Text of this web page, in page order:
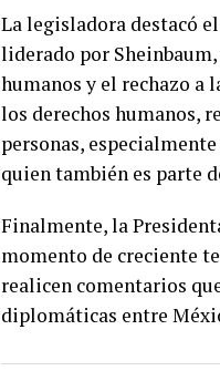
La legisladora destacó
liderado por
humanos y el rechazo a
los derechos humanos,
personas,
quien también es parte
Finalmente, la
momento de creciente
realicen comentarios
diplomáticas entre